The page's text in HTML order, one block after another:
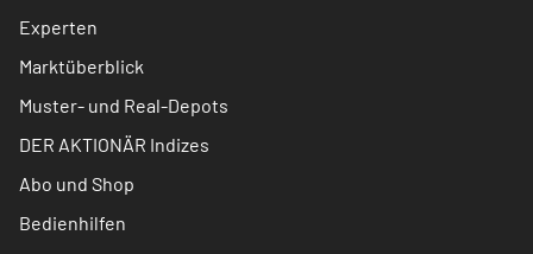
Experten
Marktüberblick
Muster- und Real-Depots
DER AKTIONÄR Indizes
Abo und Shop
Bedienhilfen